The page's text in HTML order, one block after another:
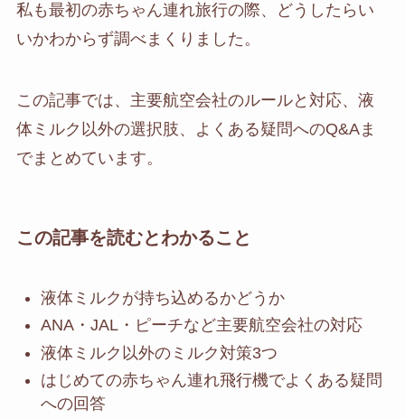
私も最初の赤ちゃん連れ旅行の際、どうしたらい
いかわからず調べまくりました。
この記事では、主要航空会社のルールと対応、液
体ミルク以外の選択肢、よくある疑問へのQ&Aま
でまとめています。
この記事を読むとわかること
液体ミルクが持ち込めるかどうか
ANA・JAL・ピーチなど主要航空会社の対応
液体ミルク以外のミルク対策3つ
はじめての赤ちゃん連れ飛行機でよくある疑問
への回答